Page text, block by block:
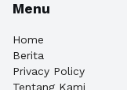
Menu
Home
Berita
Privacy Policy
Tentang Kami